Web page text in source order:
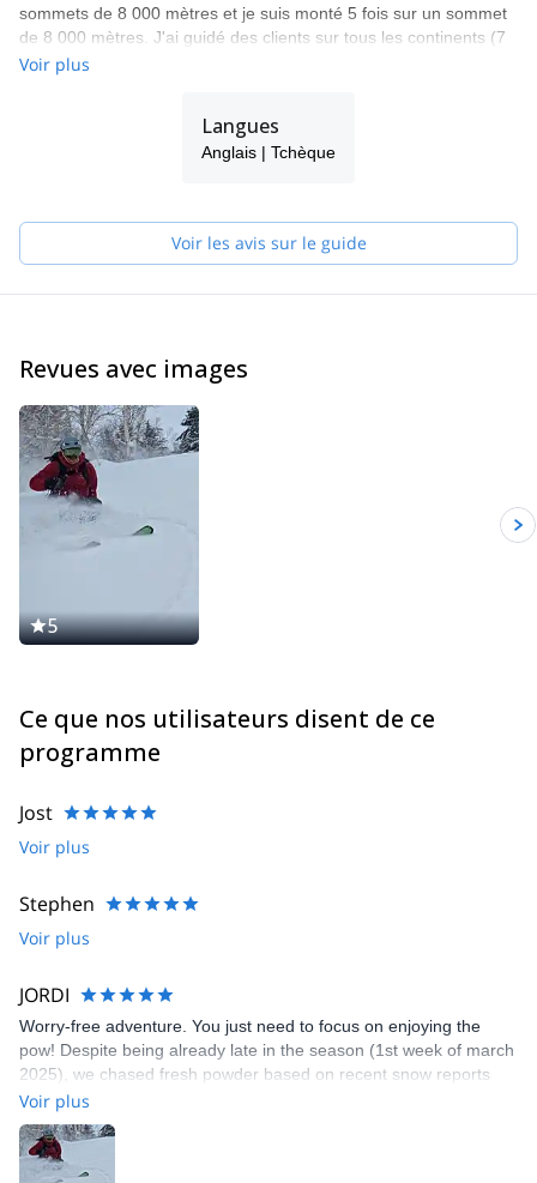
sommets de 8 000 mètres et je suis monté 5 fois sur un sommet
de 8 000 mètres. J'ai guidé des clients sur tous les continents (7
sommets, etc.) dans de nombreux treks, expéditions d'escalade
Patagonia, SKI TRAB et ABS avalanche backpacks. Je passe
mon hiver à guider dans l'hémisphère nord, notamment en héliski
Le reste du temps, je participe à des expéditions au Népal ou en
Amérique du Sud et je passe la plupart de l'été à grimper dans
J'aime la bière et la nourriture tchèques, les invités passionnés et
Voir plus
Langues
Anglais | Tchèque
Voir les avis sur le guide
Revues avec images
5
Ce que nos utilisateurs disent de ce
programme
Jost
Voir plus
Stephen
Voir plus
JORDI
Worry-free adventure. You just need to focus on enjoying the
pow! Despite being already late in the season (1st week of march
2025), we chased fresh powder based on recent snow reports
and forecasts. We enjoyed fresh snow pretty much everyday
even if it did not fall a single flake in Nisekko area where we
stayed. Our guide, Miro, was exceptional. A skilled skier and true
snow hunter. He was good at chosing the right spot for skiing
Voir plus